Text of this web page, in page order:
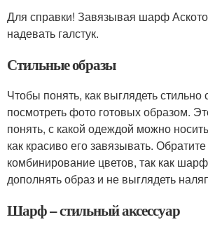
Для справки! Завязывая шарф
надевать галстук.
Стильные образы
Чтобы понять, как выглядеть
посмотреть фото готовых образом.
понять, с какой одеждой можно
как красиво его завязывать.
комбинирование цветов, так как
дополнять образ и не выглядеть
Шарф – стильный аксессуар